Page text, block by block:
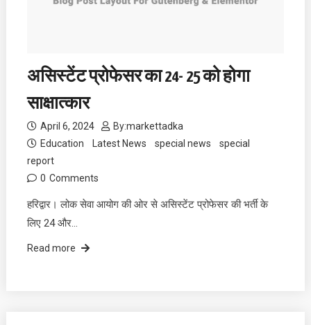
असिस्टेंट प्रोफेसर का 24- 25 को होगा
साक्षात्कार
April 6, 2024 By:markettadka
Education
Latest News special news
special
report
0 Comments
हरिद्वार। लोक सेवा आयोग की ओर से असिस्टेंट प्रोफेसर की भर्ती के
लिए 24 और…
Read more